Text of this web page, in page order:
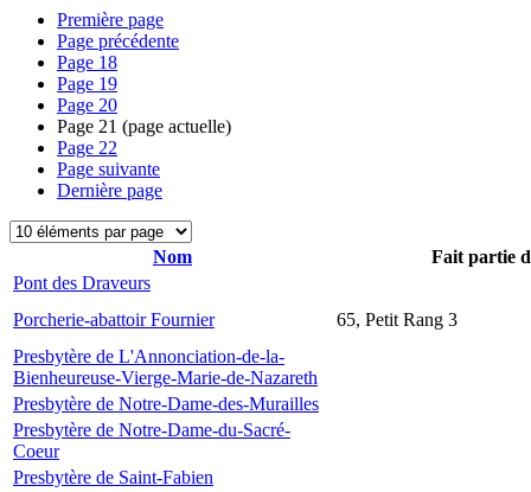
Première page
Page précédente
Page 18
Page 19
Page 20
Page 21 (page actuelle)
Page 22
Page suivante
Dernière page
Nom
Fait partie
Pont des Draveurs
Porcherie-abattoir Fournier
65, Petit Rang 3
Presbytère de L'Annonciation-de-la-
Bienheureuse-Vierge-Marie-de-Nazareth
Presbytère de Notre-Dame-des-Murailles
Presbytère de Notre-Dame-du-Sacré-
Coeur
Presbytère de Saint-Fabien